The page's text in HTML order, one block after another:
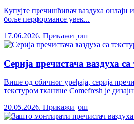
Купујте пречишћивач ваздуха онлајн
боље перформансе увек...
17.06.2026. Прикажи још
Серија пречистача ваздуха
Више од обичног уређаја, серија
текстуром тканине Comefresh је
20.05.2026. Прикажи још